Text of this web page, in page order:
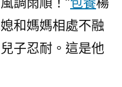
和媽媽相處不融
子忍耐。這是他